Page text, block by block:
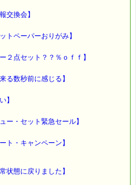
トや、耳より情報をいち早くお届け致
クナンバーはこちらです
special/maga_back2011.asp
きます
交換会】
トペーパーおりがみ】
２点セット？？％ｏｆｆ】
る数秒前に感じる】
】
ー・セット緊急セール】
ト・キャンペーン】
状態に戻りました】